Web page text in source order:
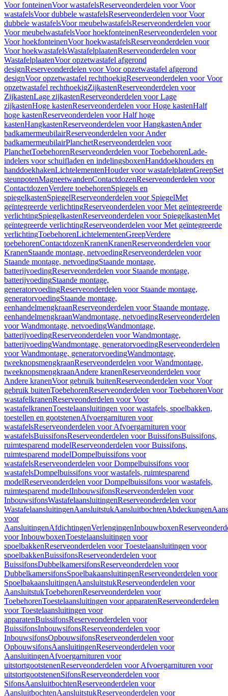
Voor fonteinenVoor wastafelsReserveonderdelen voor Voor
wastafelsVoor dubbele wastafelsReserveonderdelen voor Voor
dubbele wastafelsVoor meubelwastafelsReserveonderdelen voor
Voor meubelwastafelsVoor hoekfonteinenReserveonderdelen voor
Voor hoekfonteinenVoor hoekwastafelsReserveonderdelen voor
Voor hoekwastafelsWastafelplaatenReserveonderdelen voor
WastafelplaatenVoor opzetwastafel afgerond
designReserveonderdelen voor Voor opzetwastafel afgerond
designVoor opzetwastafel rechthoekigReserveonderdelen voor Voor
opzetwastafel rechthoekigZijkastenReserveonderdelen voor
ZijkastenLage zijkastenReserveonderdelen voor Lage
zijkastenHoge kastenReserveonderdelen voor Hoge kastenHalf
hoge kastenReserveonderdelen voor Half hoge
kastenHangkastenReserveonderdelen voor HangkastenAnder
badkamermeubilairReserveonderdelen voor Ander
badkamermeubilairPlanchetReserveonderdelen voor
PlanchetToebehorenReserveonderdelen voor ToebehorenLade-
indelers voor schuifladen en indelingsboxenHanddoekhouders en
handdoekhakenLichtelementenHouder voor wastafelplatenGreepSet
steunpotenMagneetwandenContactdozenReserveonderdelen voor
ContactdozenVerdere toebehorenSpiegels en
spiegelkastenSpiegelReserveonderdelen voor SpiegelMet
geïntegreerde verlichtingReserveonderdelen voor Met geïntegreerde
verlichtingSpiegelkastenReserveonderdelen voor SpiegelkastenMet
geïntegreerde verlichtingReserveonderdelen voor Met geïntegreerde
verlichtingToebehorenLichtelementenGreepVerdere
toebehorenContactdozenKranenKranenReserveonderdelen voor
KranenStaande montage, netvoedingReserveonderdelen voor
Staande montage, netvoedingStaande montage,
batterijvoedingReserveonderdelen voor Staande montage,
batterijvoedingStaande montage,
generatorvoedingReserveonderdelen voor Staande montage,
generatorvoedingStaande montage,
eenhandelmengkraanReserveonderdelen voor Staande montage,
eenhandelmengkraanWandmontage, netvoedingReserveonderdelen
voor Wandmontage, netvoedingWandmontage,
batterijvoedingReserveonderdelen voor Wandmontage,
batterijvoedingWandmontage, generatorvoedingReserveonderdelen
voor Wandmontage, generatorvoedingWandmontage,
tweeknopsmengkraanReserveonderdelen voor Wandmontage,
tweeknopsmengkraanAndere kranenReserveonderdelen voor
Andere kranenVoor gebruik buitenReserveonderdelen voor Voor
gebruik buitenToebehorenReserveonderdelen voor ToebehorenVoor
wastafelkranenReserveonderdelen voor Voor
wastafelkranenToestelaansluitingen voor wastafels, spoelbakken,
toestellen en gootstenenAfvoergarnituren voor
wastafelsReserveonderdelen voor Afvoergarnituren voor
wastafelsBuissifonsReserveonderdelen voor BuissifonsBuissifons,
ruimtesparend modelReserveonderdelen voor Buissifons,
ruimtesparend modelDompelbuissifons voor
wastafelsReserveonderdelen voor Dompelbuissifons voor
wastafelsDompelbuissifons voor wastafels, ruimtesparend
modelReserveonderdelen voor Dompelbuissifons voor wastafels,
ruimtesparend modelInbouwsifonsReserveonderdelen voor
InbouwsifonsWastafelaansluitingenReserveonderdelen voor
WastafelaansluitingenAansluitstukAansluitbochtenAbdeckungen
voor
AansluitingenAfdichtingenVerlengingenInbouwboxen
voor InbouwboxenToestelaansluitingen voor
spoelbakkenReserveonderdelen voor Toestelaansluitingen voor
spoelbakkenBuissifonsReserveonderdelen voor
BuissifonsDubbelkamersifonsReserveonderdelen voor
DubbelkamersifonsSpoelbakaansluitingenReserveonderdelen voor
SpoelbakaansluitingenAansluitstukReserveonderdelen voor
AansluitstukToebehorenReserveonderdelen voor
ToebehorenToestelaansluitingen voor apparatenReserveonderdelen
voor Toestelaansluitingen voor
apparatenBuissifonsReserveonderdelen voor
BuissifonsInbouwsifonsReserveonderdelen voor
InbouwsifonsOpbouwsifonsReserveonderdelen voor
OpbouwsifonsAansluitingenReserveonderdelen voor
AansluitingenAfvoergarnituren voor
uitstortgootstenenReserveonderdelen voor Afvoergarnituren voor
uitstortgootstenenSifonsReserveonderdelen voor
SifonsAansluitbochtenReserveonderdelen voor
AansluitbochtenAansluitstukReserveonderdelen voor